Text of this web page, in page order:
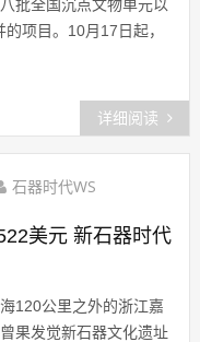
批全国沉点文物单元以
项目。10月17日起，
详细阅读
石器时代WS
美元 新石器时代
120公里之外的浙江嘉
果发觉新石器文化遗址